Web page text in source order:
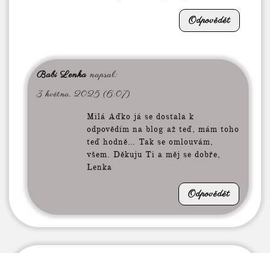
Odpovědět
Babi Lenka napsal:
3 května, 2025 (6:07)
Milá Aďko já se dostala k
odpovědím na blog až teď, mám toho
teď hodně… Tak se omlouvám,
všem. Děkuju Ti a měj se dobře,
Lenka
Odpovědět